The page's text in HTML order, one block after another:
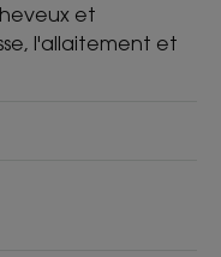
et
l'allaitement et